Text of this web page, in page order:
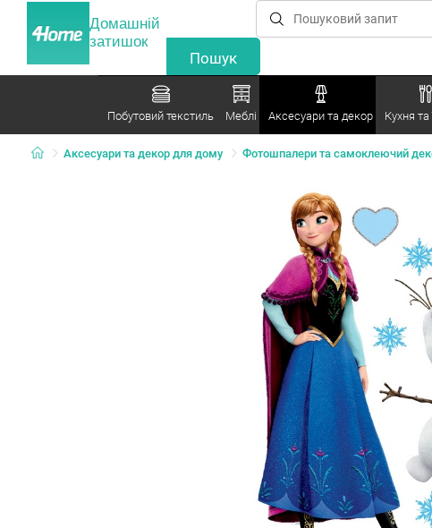
Домашній
затишок
Побутовий текстиль Меблі Аксесуари та декор Кухня та
Аксесуари та декор для дому Фотошпалери та самоклеючий